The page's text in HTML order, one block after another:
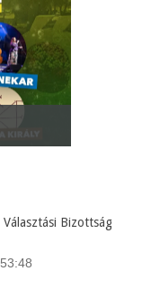
Bizottság